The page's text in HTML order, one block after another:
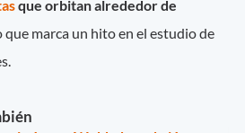
que orbitan alrededor de
que marca un hito en el estudio de